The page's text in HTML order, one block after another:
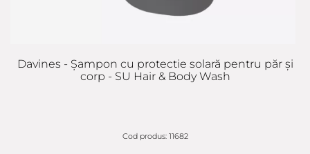
Davines - Șampon cu protectie solară pentru păr și
corp - SU Hair & Body Wash
Cod produs: 11682